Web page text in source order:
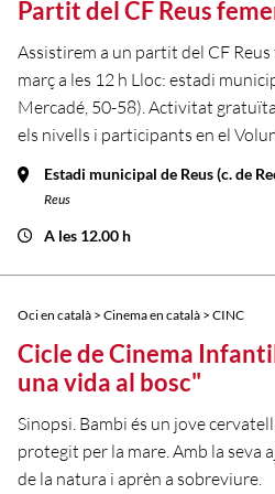
Partit del CF Reus
Assistirem a un partit del CF
març a les 12 h Lloc: estadi
Mercadé, 50-58). Activitat
els nivells i participants en el
Estadi municipal de Reus (c. de
Reus
A les 12.00 h
Oci en català > Cinema en català > CINC
Cicle de Cinema
una vida al bosc"
Sinopsi. Bambi és un jove
protegit per la mare. Amb la seva
de la natura i aprèn a sobreviure.